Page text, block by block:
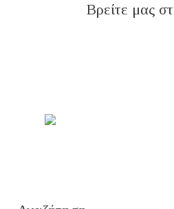
Βρείτε μας